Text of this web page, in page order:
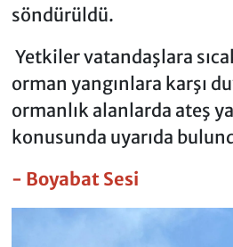
söndürüldü.
Yetkiler vatandaşlara
orman yangınlara karşı
ormanlık alanlarda ateş
konusunda uyarıda
- Boyabat Sesi